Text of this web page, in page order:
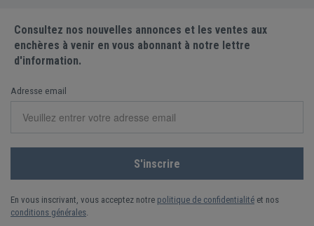
Consultez nos nouvelles annonces et les ventes aux
enchères à venir en vous abonnant à notre lettre
d'information.
Adresse email
En vous inscrivant, vous acceptez notre politique de confidentialité et nos
conditions générales.